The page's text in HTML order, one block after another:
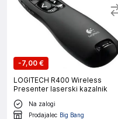
-7,00 €
LOGITECH R400 Wireless
Presenter laserski kazalnik
Na zalogi
Prodajalec Big Bang